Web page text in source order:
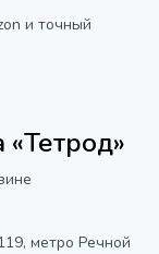
и точный
метро Речной